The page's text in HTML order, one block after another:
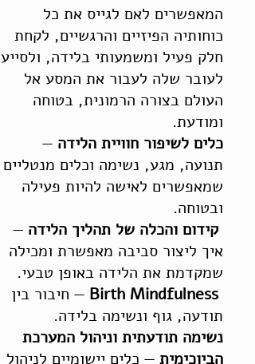
המאפשרים לאם לגייס את כל
כוחותיה הפיזיים והרגשיים, לקחת
חלק פעיל ומשמעותי בלידה, ולסייע
לעובר שלה לעבור את המסע אל
העולם בצורה הרמונית, בטוחה
ומודעת.
כלים לשיפור חוויית הלידה —
תנועה, מגע, נשימה וכלים מנטליים
שמאפשרים לאישה להיות פעילה
ובטוחה.
קידום והכלה של תהליך הלידה —
איך ליצור סביבה מאפשרת ומכילה
שמקדמת את הלידה באופן טבעי.
Birth Mindfulness
— חיבור בין
תודעה, גוף ונשימה בלידה.
נשימה תודעתית וניהול המערכת
הביוכימית — כלים יישומיים לניהול